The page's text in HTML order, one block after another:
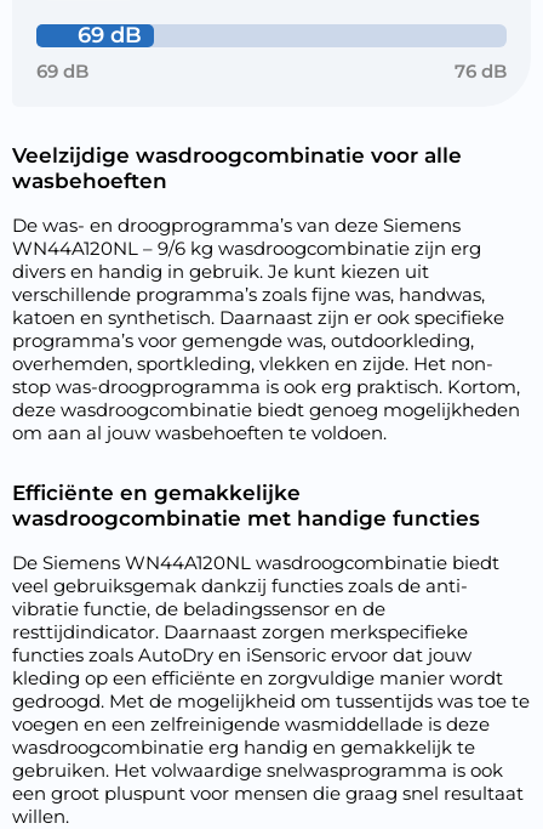
69 dB
69 dB 76 dB
Veelzijdige wasdroogcombinatie voor alle
wasbehoeften
De was- en droogprogramma’s van deze Siemens
WN44A120NL – 9/6 kg wasdroogcombinatie zijn erg
divers en handig in gebruik. Je kunt kiezen uit
verschillende programma’s zoals fijne was, handwas,
katoen en synthetisch. Daarnaast zijn er ook specifieke
programma’s voor gemengde was, outdoorkleding,
overhemden, sportkleding, vlekken en zijde. Het non-
stop was-droogprogramma is ook erg praktisch. Kortom,
deze wasdroogcombinatie biedt genoeg mogelijkheden
om aan al jouw wasbehoeften te voldoen.
Efficiënte en gemakkelijke
wasdroogcombinatie met handige functies
De Siemens WN44A120NL wasdroogcombinatie biedt
veel gebruiksgemak dankzij functies zoals de anti-
vibratie functie, de beladingssensor en de
resttijdindicator. Daarnaast zorgen merkspecifieke
functies zoals AutoDry en iSensoric ervoor dat jouw
kleding op een efficiënte en zorgvuldige manier wordt
gedroogd. Met de mogelijkheid om tussentijds was toe te
voegen en een zelfreinigende wasmiddellade is deze
wasdroogcombinatie erg handig en gemakkelijk te
gebruiken. Het volwaardige snelwasprogramma is ook
een groot pluspunt voor mensen die graag snel resultaat
willen.